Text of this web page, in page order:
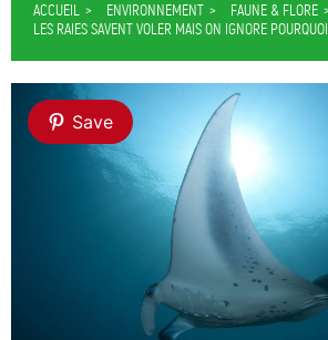
ACCUEIL ENVIRONNEMENT
FAUNE & FLORE
LES RAIES SAVENT VOLER MAIS ON IGNORE POURQUOI
Save